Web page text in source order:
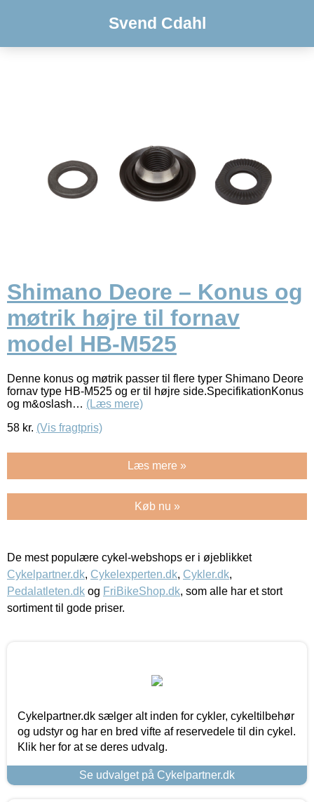
Svend Cdahl
Shimano Deore – Konus og
møtrik højre til fornav
model HB-M525
Denne konus og møtrik passer til flere typer Shimano Deore
fornav type HB-M525 og er til højre side.SpecifikationKonus
og m&oslash… (Læs mere)
58 kr. (Vis fragtpris)
Læs mere »
Køb nu »
De mest populære cykel-webshops er i øjeblikket
Cykelpartner.dk, Cykelexperten.dk, Cykler.dk,
Pedalatleten.dk og FriBikeShop.dk, som alle har et stort
sortiment til gode priser.
Cykelpartner.dk sælger alt inden for cykler, cykeltilbehør
og udstyr og har en bred vifte af reservedele til din cykel.
Klik her for at se deres udvalg.
Se udvalget på Cykelpartner.dk